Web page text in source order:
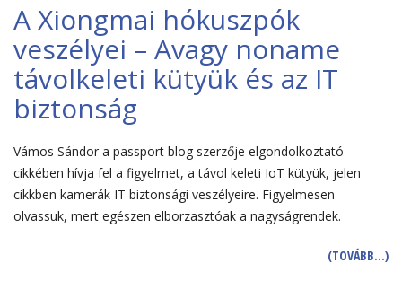
A Xiongmai hókuszpók
veszélyei – Avagy noname
távolkeleti kütyük és az IT
biztonság
Vámos Sándor a passport blog szerzője elgondolkoztató
cikkében hívja fel a figyelmet, a távol keleti IoT kütyük, jelen
cikkben kamerák IT biztonsági veszélyeire. Figyelmesen
olvassuk, mert egészen elborzasztóak a nagyságrendek.
(TOVÁBB…)